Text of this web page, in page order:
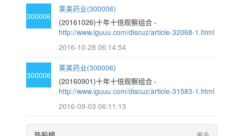
300006
莱美药业(300006)
(20161026)十年十倍观察组合 -
http://www.iguuu.com/discuz/article-32068-1.html
2016-10-28 06:14:54
300006
莱美药业(300006)
(20160901)十年十倍观察组合 -
http://www.iguuu.com/discuz/article-31583-1.html
2016-09-03 06:11:13